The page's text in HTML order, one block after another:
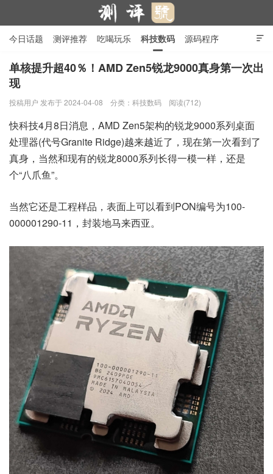
测评号

今日话题 测评推荐 吃喝玩乐 科技数码 源码程序
行业产品 在线投稿 隐私政策
单核提升超40％！AMD Zen5锐龙9000真身第一次出
现
投稿用户 发布于 2024-04-08 分类： 科技数码 阅读(712)
快科技4月8日消息，AMD Zen5架构的锐龙9000系列桌面
处理器(代号Granite Ridge)越来越近了，现在第一次看到了
真身，当然和现有的锐龙8000系列长得一模一样，还是
个“八爪鱼”。
当然它还是工程样品，表面上可以看到PON编号为100-
000001290-11，封装地马来西亚。